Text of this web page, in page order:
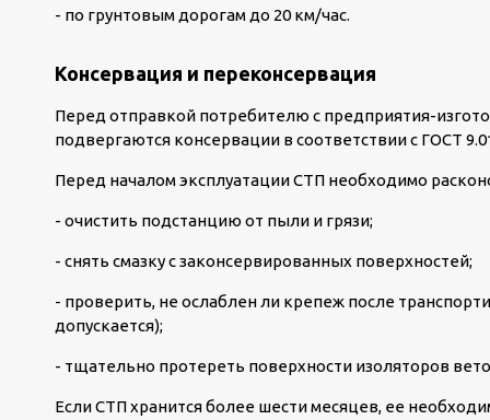
- по грунтовым дорогам до 20 км/час.
Консервация и переконсервация
Перед отправкой потребителю с предприятия-
подвергаются консервации в соответствии с ГОСТ
Перед началом эксплуатации СТП необходимо
- очистить подстанцию от пыли и грязи;
- снять смазку с законсервированных поверхностей;
- проверить, не ослаблен ли крепеж после
допускается);
- тщательно протереть поверхности изоляторов
Если СТП хранится более шести месяцев, ее